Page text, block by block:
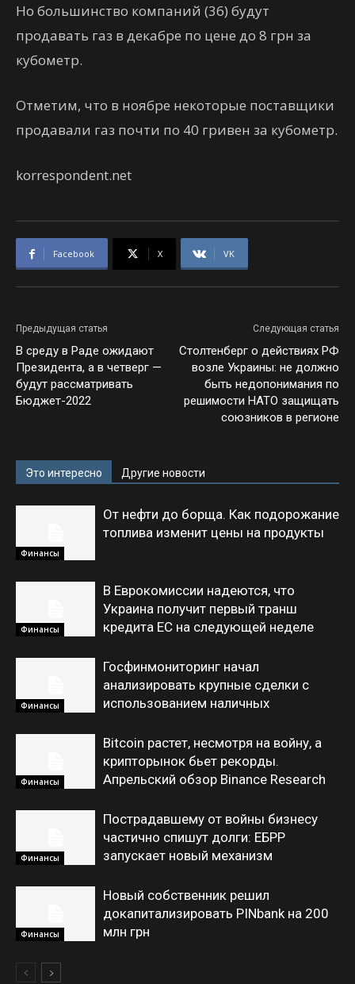
Но большинство компаний (36) будут
продавать газ в декабре по цене до 8 грн за
кубометр.
Отметим, что в ноябре некоторые поставщики
продавали газ почти по 40 гривен за кубометр.
korrespondent.net
Facebook X VK
Предыдущая статья
В среду в Раде ожидают
Президента, а в четверг —
будут рассматривать
Бюджет-2022
Следующая статья
Столтенберг о действиях РФ
возле Украины: не должно
быть недопонимания по
решимости НАТО защищать
союзников в регионе
Это интересно Другие новости
Финансы
От нефти до борща. Как подорожание
топлива изменит цены на продукты
Финансы
В Еврокомиссии надеются, что
Украина получит первый транш
кредита ЕС на следующей неделе
Финансы
Госфинмониторинг начал
анализировать крупные сделки с
использованием наличных
Финансы
Bitcoin растет, несмотря на войну, а
крипторынок бьет рекорды.
Апрельский обзор Binance Research
Финансы
Пострадавшему от войны бизнесу
частично спишут долги: ЕБРР
запускает новый механизм
Финансы
Новый собственник решил
докапитализировать PINbank на 200
млн грн